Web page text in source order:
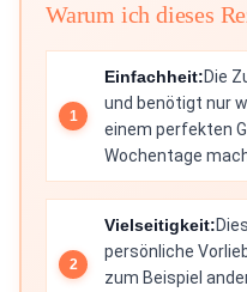
Warum ich dieses
Einfachheit:Die
und benötigt nur
einem perfekten
Wochentage
Vielseitigkeit:
persönliche
zum Beispiel